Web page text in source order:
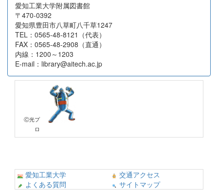
愛知工業大学附属図書館
〒470-0392
愛知県豊田市八草町八千草1247
TEL：0565-48-8121（代表）
FAX：0565-48-2908（直通）
内線：1200～1203
E-mail：library@aitech.ac.jp
Ⓒ光プ
ロ
愛知工業大学
交通アクセス
よくある質問
サイトマップ